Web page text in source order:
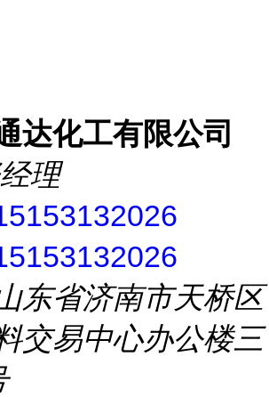
达化工有限公司
理
东省济南市天桥区
交易中心办公楼三